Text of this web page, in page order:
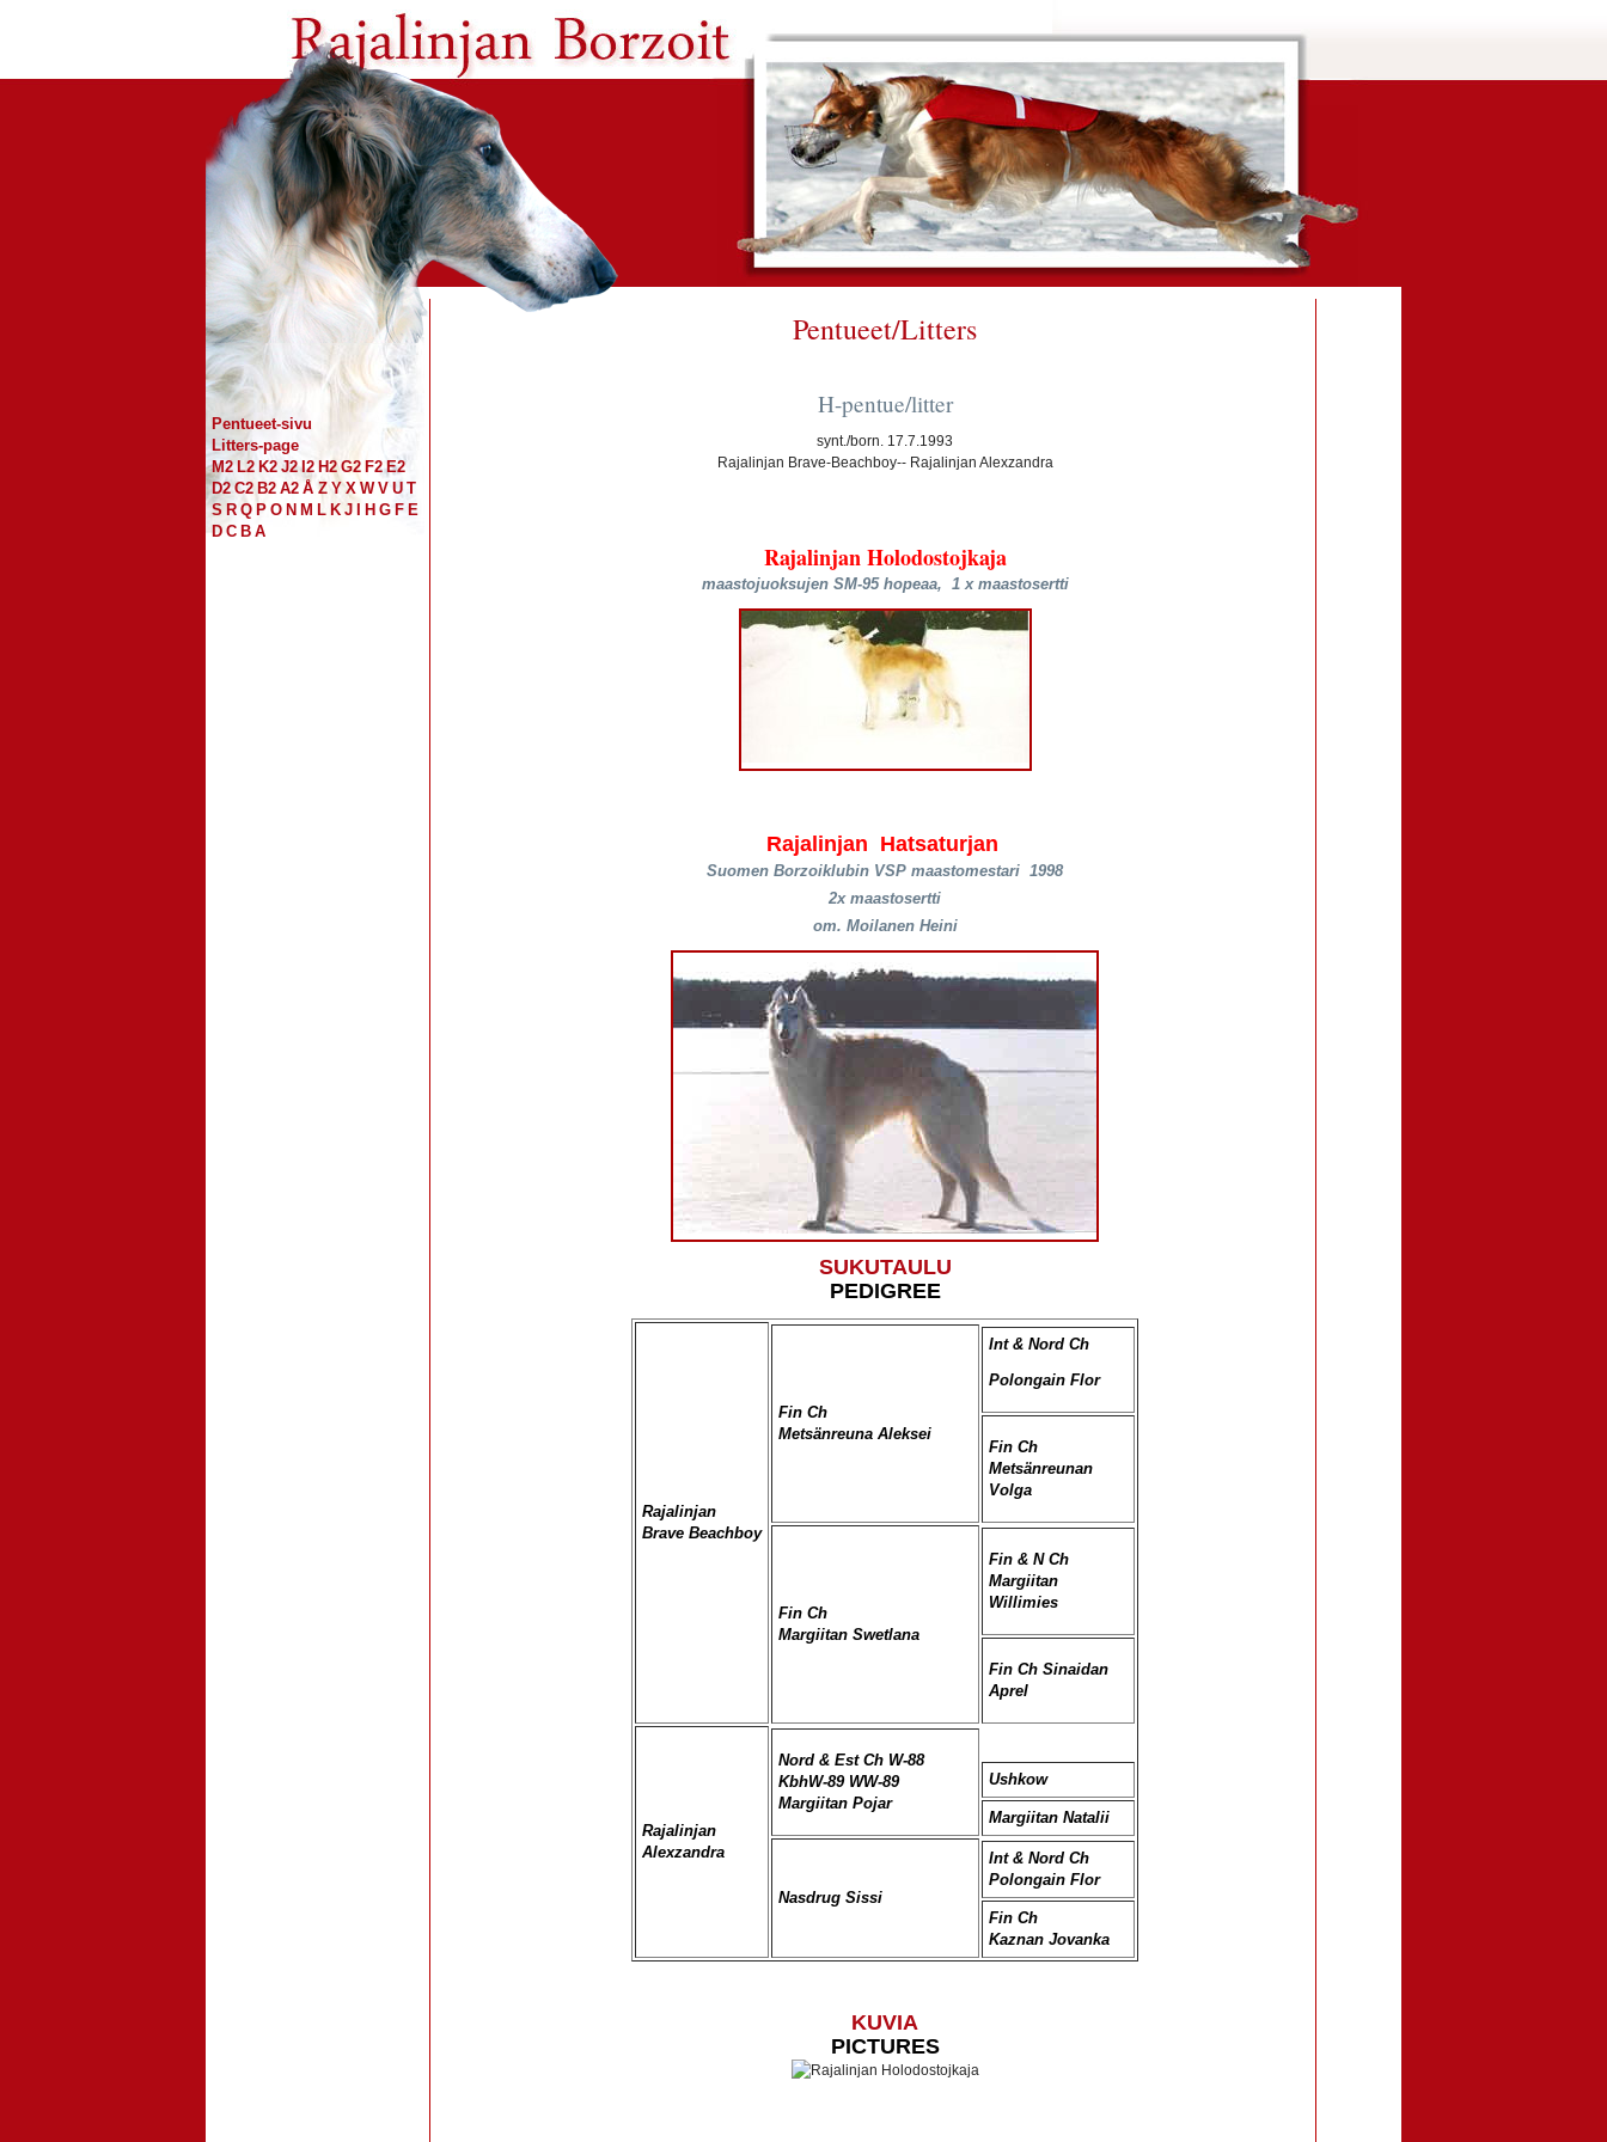
Pentueet-sivu
Litters-page
M2 L2 K2 J2 I2 H2 G2 F2 E2
D2 C2 B2 A2 Å Z Y X W V U T
S R Q P O N M L K J H G F E
D C B A
Pentueet/Litters
H-pentue/litter
synt./born. 17.7.1993
Rajalinjan Brave-Beachboy-- Rajalinjan Alexzandra
Rajalinjan Holodostojkaja
maastojuoksujen SM-95 hopeaa, 1 x maastosertti
Rajalinjan Hatsaturjan
Suomen Borzoiklubin VSP maastomestari 1998
2x maastosertti
om. Moilanen Heini
SUKUTAULU
PEDIGREE
Rajalinjan
Brave Beachboy
Fin Ch
Metsänreuna Aleksei
Int & Nord Ch
Polongain Flor
Fin Ch
Metsänreunan
Volga
Fin Ch
Margiitan Swetlana
Fin & N Ch
Margiitan
Willimies
Fin Ch Sinaidan
Aprel
Rajalinjan
Alexzandra
Nord & Est Ch W-88
KbhW-89 WW-89
Margiitan Pojar
Ushkow
Margiitan Natalii
Nasdrug Sissi
Int & Nord Ch
Polongain Flor
Fin Ch
Kaznan Jovanka
KUVIA
PICTURES